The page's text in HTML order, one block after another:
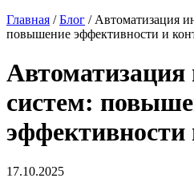
Главная /Блог / Автоматизация
повышение эффективности и
систем:
эффективности
17.10.2025